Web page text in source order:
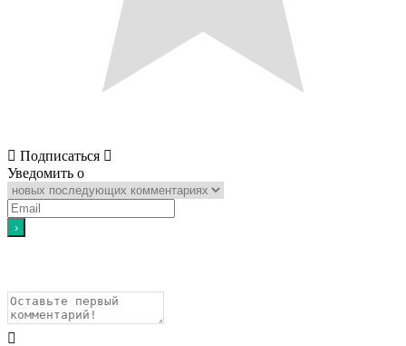
Подписаться
Уведомить о